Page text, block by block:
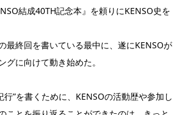
結成40TH記念本』を頼りにKENSO史を
最終回を書いている最中に、遂にKENSOが
グに向けて動き始めた。
行”を書くために、KENSOの活動歴や参加し